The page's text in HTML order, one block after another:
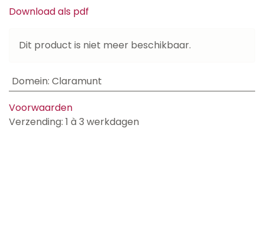
Download als pdf
Dit product is niet meer beschikbaar.
Domein: Claramunt
Voorwaarden
Verzending: 1 à 3 werkdagen